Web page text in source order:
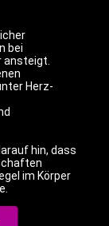
bei
ansteigt.
Herz-
hin, dass
im Körper